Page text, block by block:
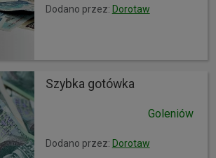
Dodano przez: Dorotaw
Szybka gotówka
Goleniów
Dodano przez: Dorotaw